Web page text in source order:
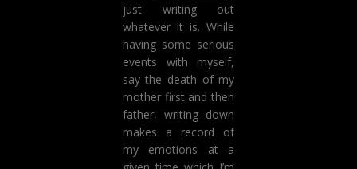
just writing out
whatever it is. While
having some serious
events with myself,
say the death of my
mother first and then
father, writing down
makes a record of
my emotions at a